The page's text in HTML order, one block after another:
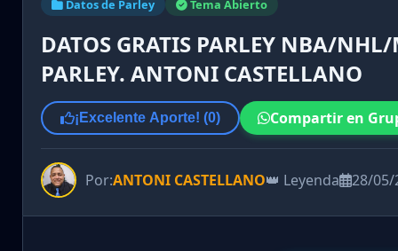
Datos de Parley Tema Abierto
DATOS GRATIS PARLEY NBA/
PARLEY. ANTONI CASTELLANO
¡Excelente Aporte! (0) Compartir en
Por:ANTONI CASTELLANO👑 Leyenda 28/05/